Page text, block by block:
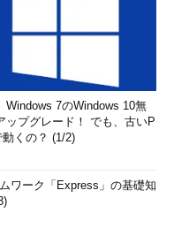
Windows 7のWindows 10無
ップグレード！ でも、古いP
動くの？ (1/2)
ワーク「Express」の基礎知